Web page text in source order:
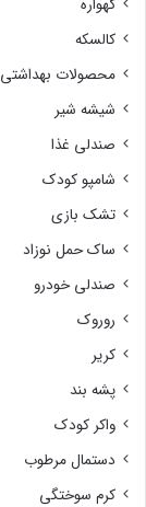
گهواره
کالسکه
محصولات بهداشتی
شیشه شیر
صندلی غذا
شامپو کودک
تشک بازی
ساک حمل نوزاد
صندلی خودرو
روروک
کریر
پشه بند
واکر کودک
دستمال مرطوب
کرم سوختگی